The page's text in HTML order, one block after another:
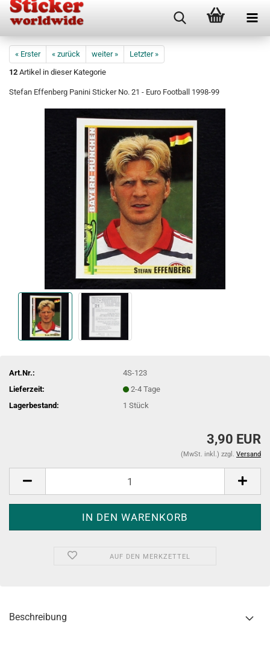
« Erster « zurück weiter »
Letzter »
12 Artikel in dieser Kategorie
Stefan Effenberg Panini Sticker No. 21 - Euro Football 1998-99
Art.Nr.:
4S-123
Lieferzeit:
2-4 Tage
Lagerbestand:
1Stück
3,90 EUR
(MwSt. inkl.) zzgl. Versand
AUF DEN MERKZETTEL
Beschreibung